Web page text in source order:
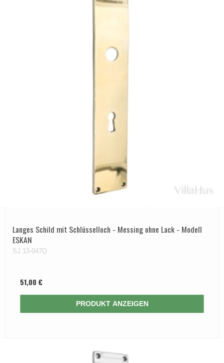
Langes Schild mit Schlüsselloch - Messing ohne Lack - Modell
ESKAN
SJ.13-047Q
51,00 €
PRODUKT ANZEIGEN